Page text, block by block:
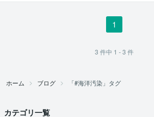
1
3 件中 1 - 3 件
ホーム ブログ 「#海洋汚染」タグ
カテゴリ一覧